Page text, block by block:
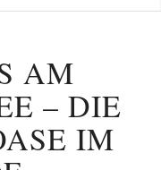
AM
– DIE
IM